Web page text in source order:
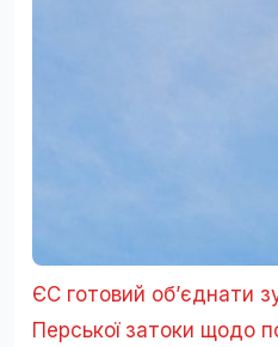
ЄС готовий об’єднати
Перської затоки щодо